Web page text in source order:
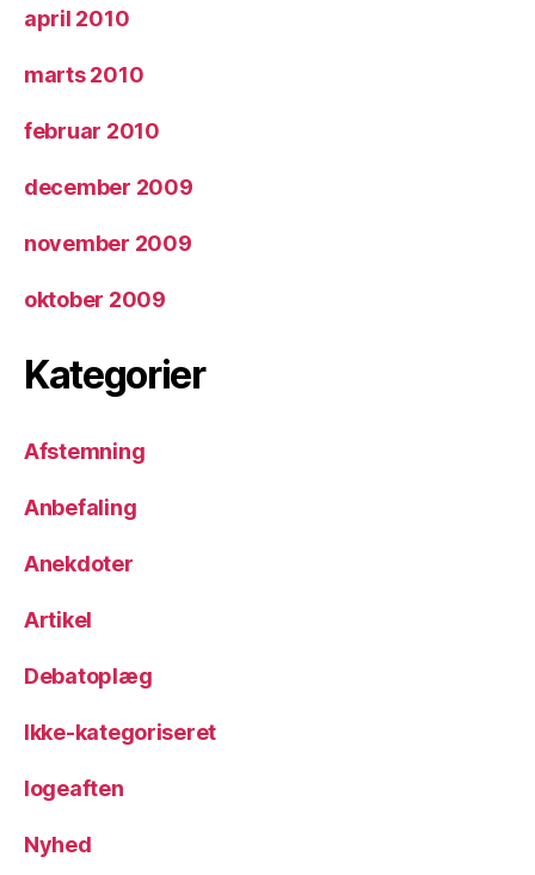
april 2010
marts 2010
februar 2010
december 2009
november 2009
oktober 2009
Kategorier
Afstemning
Anbefaling
Anekdoter
Artikel
Debatoplæg
Ikke-kategoriseret
logeaften
Nyhed